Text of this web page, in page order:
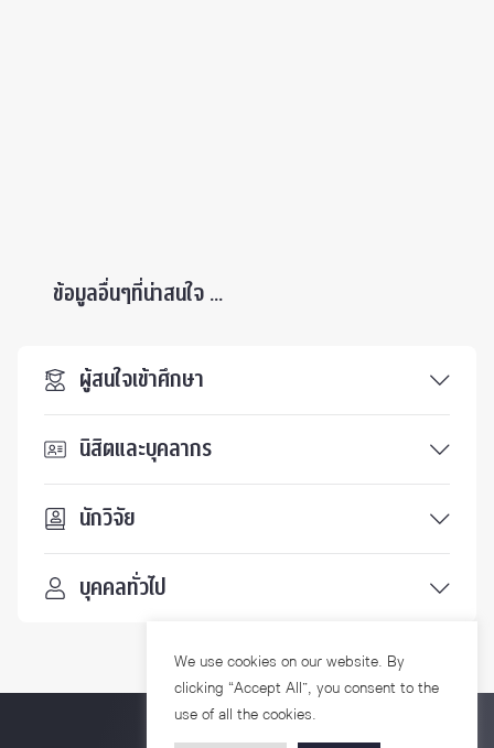
ข้อมูลอื่นๆที่น่าสนใจ ...
ผู้สนใจเข้าศึกษา
นิสิตและบุคลากร
นักวิจัย
บุคคลทั่วไป
We use cookies on our website. By
clicking “Accept All”, you consent to the
use of all the cookies.